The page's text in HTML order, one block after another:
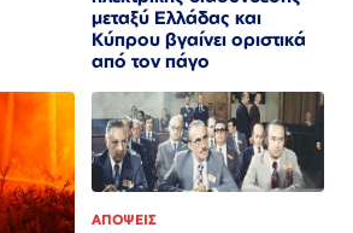
μεταξύ Ελλάδας και
Κύπρου βγαίνει οριστικά
από τον πάγο
ΑΠΟΨΕΙΣ